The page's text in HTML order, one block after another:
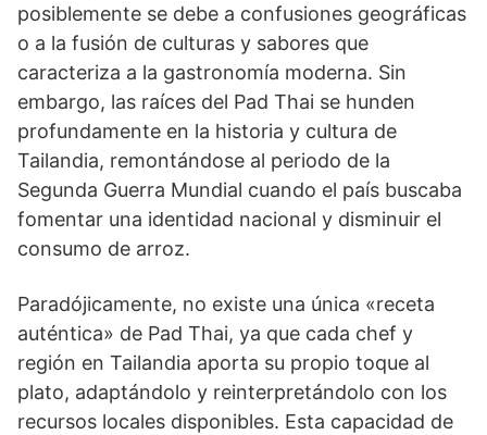
posiblemente se debe a confusiones geográficas
o a la fusión de culturas y sabores que
caracteriza a la gastronomía moderna. Sin
embargo, las raíces del Pad Thai se hunden
profundamente en la historia y cultura de
Tailandia, remontándose al periodo de la
Segunda Guerra Mundial cuando el país buscaba
fomentar una identidad nacional y disminuir el
consumo de arroz.
Paradójicamente, no existe una única «receta
auténtica» de Pad Thai, ya que cada chef y
región en Tailandia aporta su propio toque al
plato, adaptándolo y reinterpretándolo con los
recursos locales disponibles. Esta capacidad de